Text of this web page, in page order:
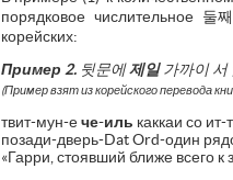
порядковое числительное 둘
корейских:
Пример 2. 뒷문에제일 가까이 서
(Пример взят из корейского перевода
твит-мун-ече-иль каккаи со ит-
позади-дверь-Dat Ord-один
«Гарри, стоявший ближе всего к